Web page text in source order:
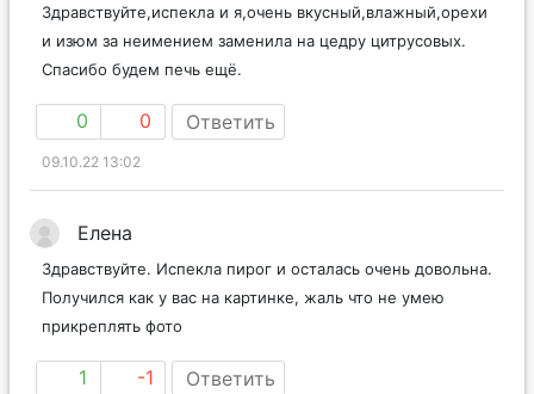
Здравствуйте,испекла и я,очень вкусный,влажный,орехи
и изюм за неимением заменила на цедру цитрусовых.
Спасибо будем печь ещё.
0 0 Ответить
09.10.22 13:02
Елена
Здравствуйте. Испекла пирог и осталась очень довольна.
Получился как у вас на картинке, жаль что не умею
прикреплять фото
1 -1 Ответить